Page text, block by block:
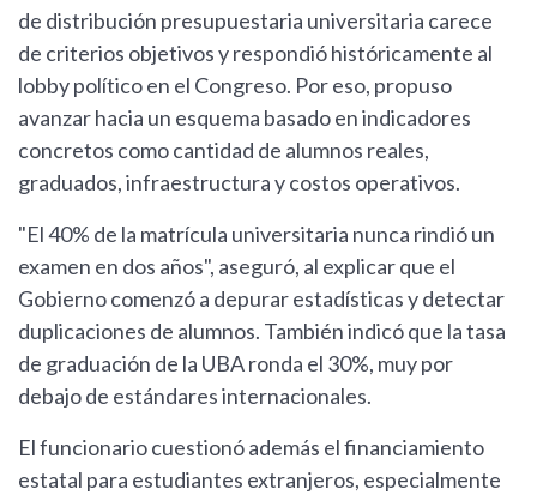
de distribución presupuestaria universitaria carece
de criterios objetivos y respondió históricamente al
lobby político en el Congreso. Por eso, propuso
avanzar hacia un esquema basado en indicadores
concretos como cantidad de alumnos reales,
graduados, infraestructura y costos operativos.
"El 40% de la matrícula universitaria nunca rindió un
examen en dos años", aseguró, al explicar que el
Gobierno comenzó a depurar estadísticas y detectar
duplicaciones de alumnos. También indicó que la tasa
de graduación de la UBA ronda el 30%, muy por
debajo de estándares internacionales.
El funcionario cuestionó además el financiamiento
estatal para estudiantes extranjeros, especialmente